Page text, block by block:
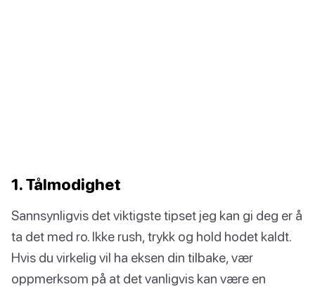
1. Tålmodighet
Sannsynligvis det viktigste tipset jeg kan gi deg er å
ta det med ro. Ikke rush, trykk og hold hodet kaldt.
Hvis du virkelig vil ha eksen din tilbake, vær
oppmerksom på at det vanligvis kan være en